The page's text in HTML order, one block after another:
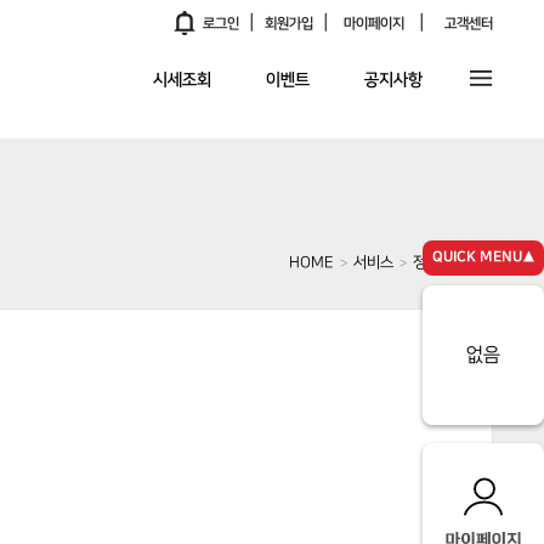
로그인 회원가입 마이페이지 고객센터
시세조회 이벤트 공지사항
QUICK MENU▲
없음
HOME > 서비스 > 정비네트워크